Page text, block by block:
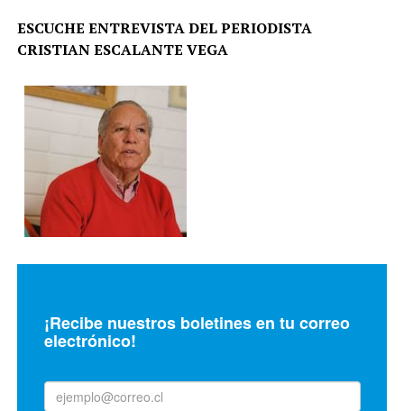
ESCUCHE ENTREVISTA DEL PERIODISTA
CRISTIAN ESCALANTE VEGA